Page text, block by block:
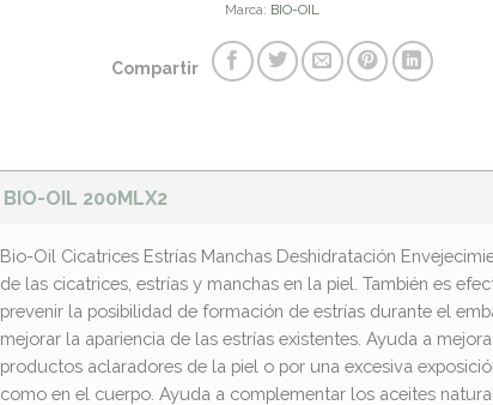
Marca: BIO-OIL
Compartir
BIO-OIL 200MLX2
Bio-Oil Cicatrices Estrías Manchas Deshidratación
de las cicatrices, estrías y manchas en la piel. También es
prevenir la posibilidad de formación de estrías durante el
mejorar la apariencia de las estrías existentes. Ayuda a
productos aclaradores de la piel o por una excesiva
como en el cuerpo. Ayuda a complementar los aceites